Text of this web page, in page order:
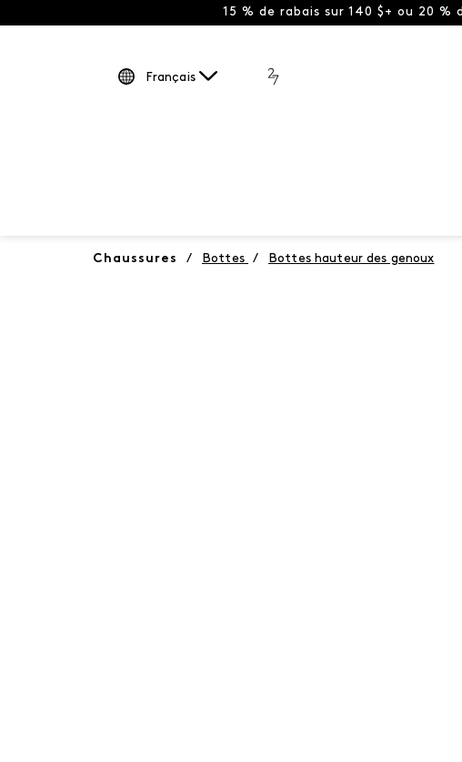
15 % de rabais sur 140 $+ ou 20 %
Français
Chaussures / Bottes / Bottes hauteur des genoux